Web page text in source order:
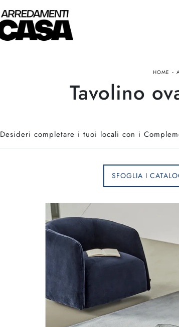
HOME -
Tavolino
Desideri completare i tuoi locali con i
SFOGLIA I